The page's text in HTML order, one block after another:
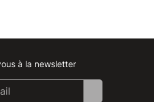
Instagram
Facebook
Linkedin
Youtube
à la newsletter